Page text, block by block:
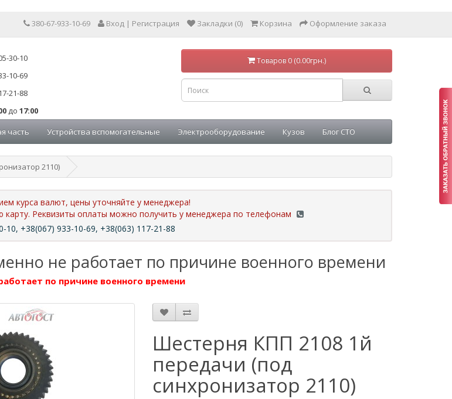
380-67-933-10-69 Вход | Регистрация Закладки (0) Корзина Оформление заказа
30-10
10-69
21-88
до 17:00
Товаров 0 (0.00грн.)
часть Устройства вспомогательные Электрооборудование Кузов Блог СТО
2110)
курса валют, цены уточняйте у менеджера!
карту. Реквизиты оплаты можно получить у менеджера по телефонам
10, +38(067) 933-10-69, +38(063) 117-21-88
не работает по причине военного времени
по причине военного времени
Шестерня КПП 2108 1й
передачи (под
синхронизатор 2110)